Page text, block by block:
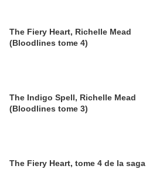
The Fiery Heart, Richelle Mead
(Bloodlines tome 4)
The Indigo Spell, Richelle Mead
(Bloodlines tome 3)
The Fiery Heart, tome 4 de la saga